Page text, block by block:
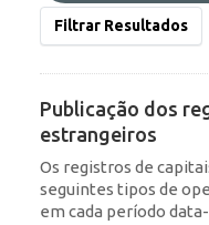
Filtrar Resultados
Publicação dos
estrangeiros
Os registros de
seguintes tipos de
em cada período